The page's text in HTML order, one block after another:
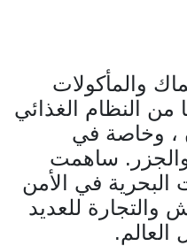
والمأكولات
من النظام الغذائي
، وخاصة في
والجزر. ساهمت
البحرية في الأمن
والتجارة للعديد